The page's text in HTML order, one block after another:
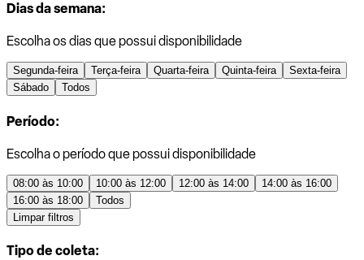
Dias da semana:
Escolha os dias que possui disponibilidade
Segunda-feira Terça-feira Quarta-feira Quinta-feira
Sexta-feira
Sábado
Todos
Período:
Escolha o período que possui disponibilidade
08:00 às 10:00 10:00 às 12:00 12:00 às 14:00
14:00 às 16:00
16:00 às 18:00
Todos
Limpar filtros
Tipo de coleta: